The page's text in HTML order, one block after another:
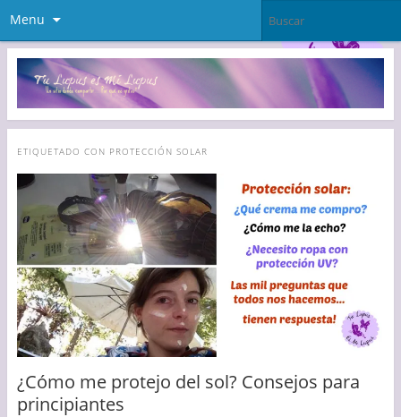
Menu
ETIQUETADO CON PROTECCIÓN SOLAR
¿Cómo me protejo del sol? Consejos para
principiantes